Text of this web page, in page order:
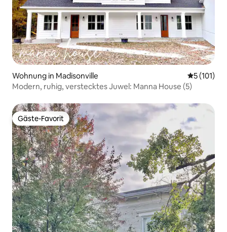
Wohnung in Madisonville
5 (101)
Modern, ruhig, verstecktes Juwel: Manna House (5)
Gäste-Favorit
Gäste-Favorit